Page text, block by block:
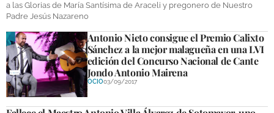
a las Glorias de María Santísima de Araceli y pregonero de Nuestro
Padre Jesús Nazareno
Antonio Nieto consigue el Premio Calixto
Sánchez a la mejor malagueña en una LVI
edición del Concurso Nacional de Cante
Jondo Antonio Mairena
OCIO03/09/2017